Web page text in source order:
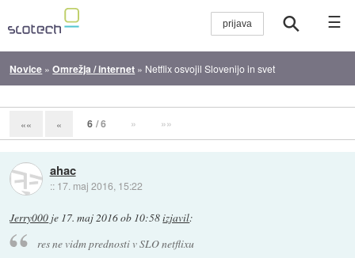
☰
Novice »Omrežja / internet » Netflix osvojil Slovenijo in svet
«« « 6 / 6 » »»
ahac
:: 17. maj 2016, 15:22
Jerry000 je 17. maj 2016 ob 10:58izjavil:
res ne vidm prednosti v SLO netflixu